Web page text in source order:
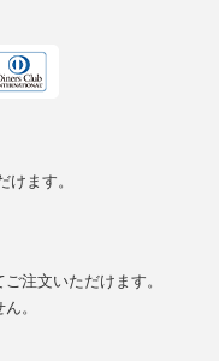
ます。
注文いただけます。
。